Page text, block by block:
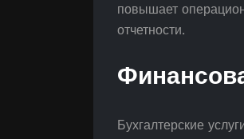
повышает
отчетности.
Бухгалтерские